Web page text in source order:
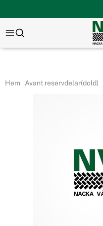
Hem Avant reservdelar(dold)